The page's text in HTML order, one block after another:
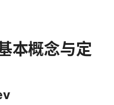
本概念与定